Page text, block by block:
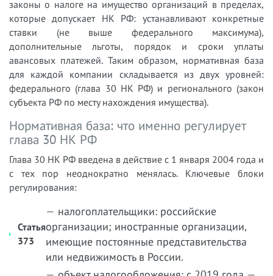
законы о налоге на имущество организаций в пределах,
которые допускает НК РФ: устанавливают конкретные
ставки (не выше федерального максимума),
дополнительные льготы, порядок и сроки уплаты
авансовых платежей. Таким образом, нормативная база
для каждой компании складывается из двух уровней:
федерального (глава 30 НК РФ) и регионального (закон
субъекта РФ по месту нахождения имущества).
Нормативная база: что именно регулирует
глава 30 НК РФ
Глава 30 НК РФ введена в действие с 1 января 2004 года и
с тех пор неоднократно менялась. Ключевые блоки
регулирования:
Статья
373
— налогоплательщики: российские
организации; иностранные организации,
имеющие постоянные представительства
или недвижимость в России.